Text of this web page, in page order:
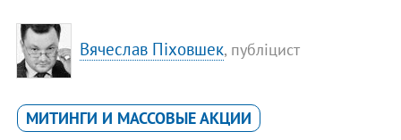
Вячеслав Піховшек, публіцист
МИТИНГИ И МАССОВЫЕ АКЦИИ